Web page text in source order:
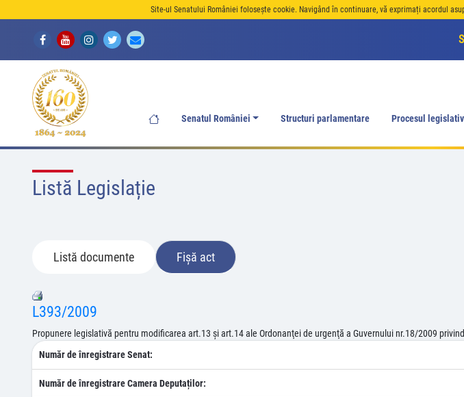
Site-ul Senatului României folosește cookie. Navigând în continuare, vă exprimați acordul
Senatul României Structuri parlamentare Procesul legislativ
Listă Legislație
Listă documente Fișă act
L393/2009
Propunere legislativă pentru modificarea art.13 şi art.14 ale Ordonanţei de urgenţă a Guvernului nr.18/2009
Număr de înregistrare Senat:
Număr de înregistrare Camera Deputaților: